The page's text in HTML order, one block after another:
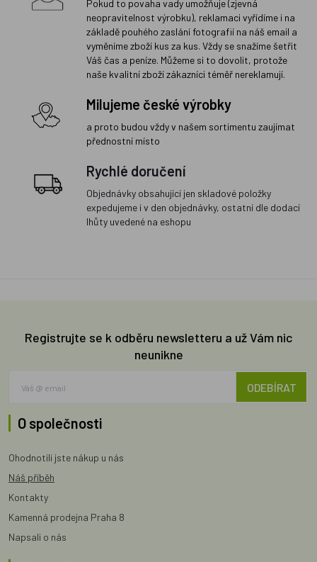
Pokud to povaha vady umožňuje (zjevná
neopravitelnost výrobku), reklamaci vyřídíme i na
základě pouhého zaslání fotografií na náš email a
vyměníme zboží kus za kus. Vždy se snažíme šetřit
Váš čas a peníze. Můžeme si to dovolit, protože
naše kvalitní zboží zákazníci téměř nereklamují.
Milujeme české výrobky
a proto budou vždy v našem sortimentu zaujímat
přednostní místo
Rychlé doručení
Objednávky obsahující jen skladové položky
expedujeme i v den objednávky, ostatní dle dodací
lhůty uvedené na eshopu
Registrujte se k odběru newsletteru a už Vám nic
neunikne
ODEBÍRAT
O společnosti
Ohodnotili jste nákup u nás
Náš příběh
Kontakty
Kamenná prodejna Praha 8
Napsali o nás